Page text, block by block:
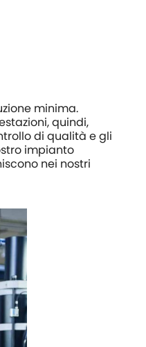
minima.
quindi,
di qualità e gli
impianto
nei nostri